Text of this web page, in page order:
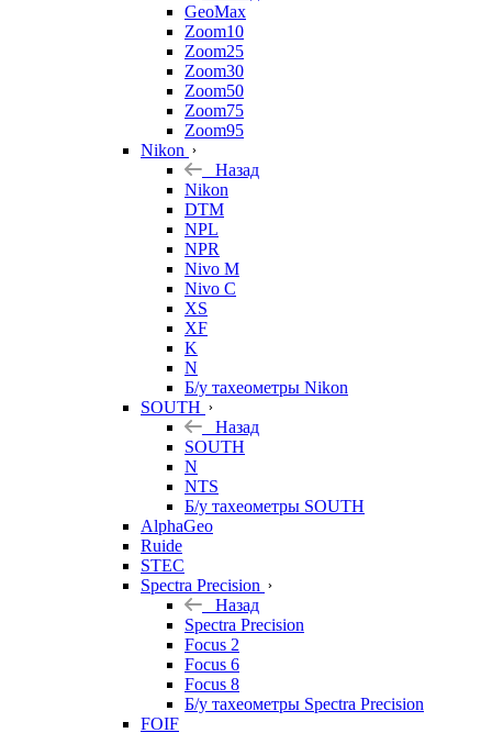
GeoMax
Zoom10
Zoom25
Zoom30
Zoom50
Zoom75
Zoom95
Nikon
Назад
Nikon
DTM
NPL
NPR
Nivo M
Nivo C
XS
XF
K
N
Б/у тахеометры Nikon
SOUTH
Назад
SOUTH
N
NTS
Б/у тахеометры SOUTH
AlphaGeo
Ruide
STEC
Spectra Precision
Назад
Spectra Precision
Focus 2
Focus 6
Focus 8
Б/у тахеометры Spectra Precision
FOIF